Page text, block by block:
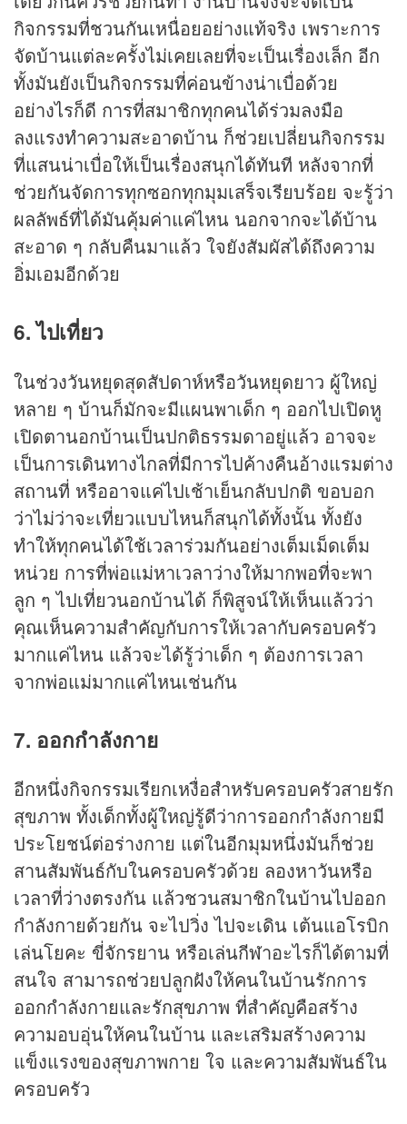
กิจกรรมที่ชวนกันเหนื่อยอย่างแท้จริง เพราะการ
จัดบ้านแต่ละครั้งไม่เคยเลยที่จะเป็นเรื่องเล็ก อีก
ทั้งมันยังเป็นกิจกรรมที่ค่อนข้างน่าเบื่อด้วย
อย่างไรก็ดี การที่สมาชิกทุกคนได้ร่วมลงมือ
ลงแรงทำความสะอาดบ้าน ก็ช่วยเปลี่ยนกิจกรรม
ที่แสนน่าเบื่อให้เป็นเรื่องสนุกได้ทันที หลังจากที่
ช่วยกันจัดการทุกซอกทุกมุมเสร็จเรียบร้อย จะรู้ว่า
ผลลัพธ์ที่ได้มันคุ้มค่าแค่ไหน นอกจากจะได้บ้าน
สะอาด ๆ กลับคืนมาแล้ว ใจยังสัมผัสได้ถึงความ
อิ่มเอมอีกด้วย
6. ไปเที่ยว
ในช่วงวันหยุดสุดสัปดาห์หรือวันหยุดยาว ผู้ใหญ่
หลาย ๆ บ้านก็มักจะมีแผนพาเด็ก ๆ ออกไปเปิดหู
เปิดตานอกบ้านเป็นปกติธรรมดาอยู่แล้ว อาจจะ
เป็นการเดินทางไกลที่มีการไปค้างคืนอ้างแรมต่าง
สถานที่ หรืออาจแค่ไปเช้าเย็นกลับปกติ ขอบอก
ว่าไม่ว่าจะเที่ยวแบบไหนก็สนุกได้ทั้งนั้น ทั้งยัง
ทำให้ทุกคนได้ใช้เวลาร่วมกันอย่างเต็มเม็ดเต็ม
หน่วย การที่พ่อแม่หาเวลาว่างให้มากพอที่จะพา
ลูก ๆ ไปเที่ยวนอกบ้านได้ ก็พิสูจน์ให้เห็นแล้วว่า
คุณเห็นความสำคัญกับการให้เวลากับครอบครัว
มากแค่ไหน แล้วจะได้รู้ว่าเด็ก ๆ ต้องการเวลา
จากพ่อแม่มากแค่ไหนเช่นกัน
7. ออกกำลังกาย
อีกหนึ่งกิจกรรมเรียกเหงื่อสำหรับครอบครัวสายรัก
สุขภาพ ทั้งเด็กทั้งผู้ใหญ่รู้ดีว่าการออกกำลังกายมี
ประโยชน์ต่อร่างกาย แต่ในอีกมุมหนึ่งมันก็ช่วย
สานสัมพันธ์กับในครอบครัวด้วย ลองหาวันหรือ
เวลาที่ว่างตรงกัน แล้วชวนสมาชิกในบ้านไปออก
กำลังกายด้วยกัน จะไปวิ่ง ไปจะเดิน เต้นแอโรบิก
เล่นโยคะ ขี่จักรยาน หรือเล่นกีฬาอะไรก็ได้ตามที่
สนใจ สามารถช่วยปลูกฝังให้คนในบ้านรักการ
ออกกำลังกายและรักสุขภาพ ที่สำคัญคือสร้าง
ความอบอุ่นให้คนในบ้าน และเสริมสร้างความ
แข็งแรงของสุขภาพกาย ใจ และความสัมพันธ์ใน
ครอบครัว